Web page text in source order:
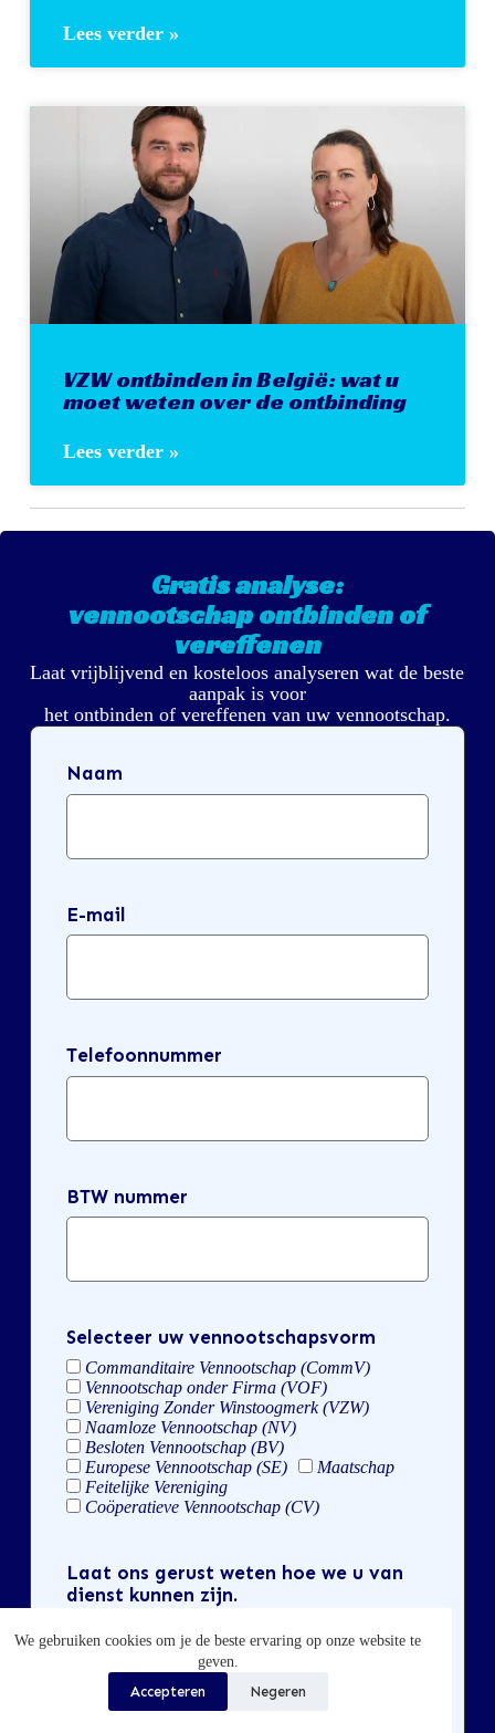
We gebruiken cookies om je de beste ervaring op onze website te
geven.
Accepteren
Negeren
Lees verder »
VZW ontbinden in België: wat u
moet weten over de ontbinding
Lees verder »
Gratis analyse:
vennootschap ontbinden of
vereffenen
Laat vrijblijvend en kosteloos analyseren wat de beste
aanpak is voor
het ontbinden of vereffenen van uw vennootschap.
Naam
E-mail
Telefoonnummer
BTW nummer
Selecteer uw vennootschapsvorm
Commanditaire Vennootschap (CommV)
Vennootschap onder Firma (VOF)
Vereniging Zonder Winstoogmerk (VZW)
Naamloze Vennootschap (NV)
Besloten Vennootschap (BV)
Europese Vennootschap (SE)
Maatschap
Feitelijke Vereniging
Coöperatieve Vennootschap (CV)
Laat ons gerust weten hoe we u van
dienst kunnen zijn.